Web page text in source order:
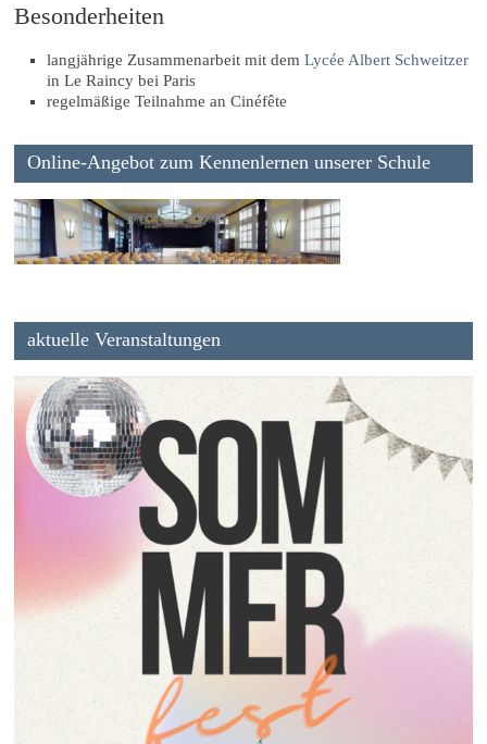
Besonderheiten
langjährige Zusammenarbeit mit demLycée Albert Schweitzer
in Le Raincy bei Paris
regelmäßige Teilnahme an Cinéfête
Online-Angebot zum Kennenlernen unserer Schule
aktuelle Veranstaltungen